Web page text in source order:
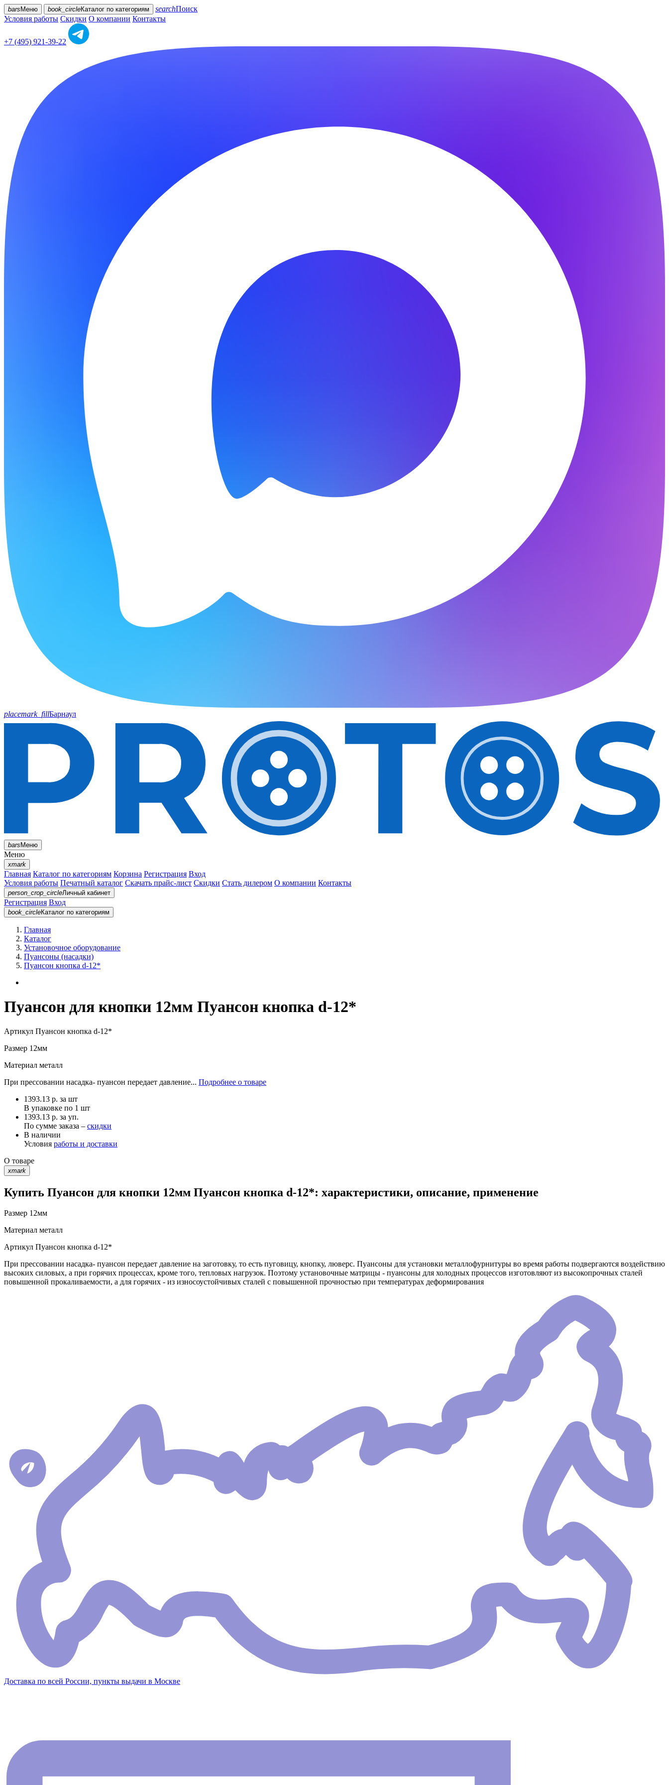
bars Меню book_circleКаталог по категориям searchПоиск
Условия работы Скидки О компании Контакты
+7 (495) 921-39-22
placemark_fillБарнаул
barsМеню
Меню
xmark
Главная Каталог по категориям Корзина Регистрация Вход
Условия работы Печатный каталог Скачать прайс-лист Скидки Стать дилером О компании Контакты
person_crop_circleЛичный кабинет
Регистрация Вход
book_circleКаталог по категориям
Главная
Каталог
Установочное оборудование
Пуансоны (насадки)
Пуансон кнопка d-12*
Пуансон для кнопки 12мм Пуансон кнопка d-12*
Артикул Пуансон кнопка d-12*
Размер 12мм
Материал металл
При прессовании насадка- пуансон передает давление... Подробнее о товаре
1393.13 р. за шт
В упаковке по 1 шт
1393.13 р. за уп.
По сумме заказа – скидки
В наличии
Условия работы и доставки
О товаре
xmark
Купить Пуансон для кнопки 12мм Пуансон кнопка d-12*: характеристики, описание, применение
Размер 12мм
Материал металл
Артикул Пуансон кнопка d-12*
При прессовании насадка- пуансон передает давление на заготовку, то есть пуговицу, кнопку, люверс. Пуансоны для установки металлофурнитуры во время работы подвергаются воздействию
высоких силовых, а при горячих процессах, кроме того, тепловых нагрузок. Поэтому установочные матрицы - пуансоны для холодных процессов изготовляют из высокопрочных сталей
повышенной прокаливаемости, а для горячих - из износоустойчивых сталей с повышенной прочностью при температурах деформирования
Доставка по всей России, пункты выдачи в Москве